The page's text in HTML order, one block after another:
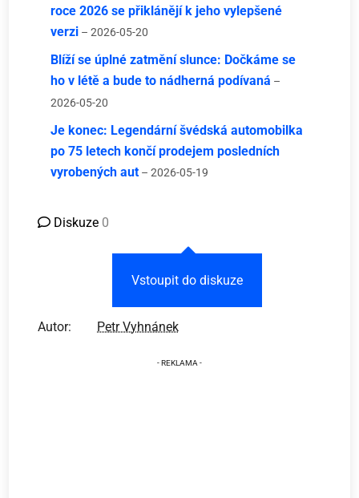
roce 2026 se přiklánějí k jeho vylepšené
verzi – 2026-05-20
Blíží se úplné zatmění slunce: Dočkáme se
ho v létě a bude to nádherná podívaná –
2026-05-20
Je konec: Legendární švédská automobilka
po 75 letech končí prodejem posledních
vyrobených aut – 2026-05-19
Diskuze 0
Vstoupit do diskuze
Autor: Petr Vyhnánek